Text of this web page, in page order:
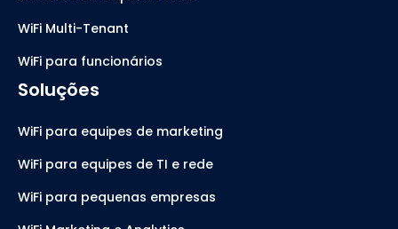
WiFi Multi-Tenant
WiFi para funcionários
Soluções
WiFi para equipes de marketing
WiFi para equipes de TI e rede
WiFi para pequenas empresas